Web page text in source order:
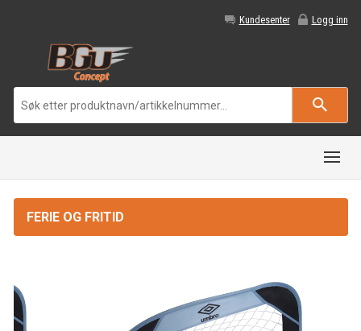
Logg inn
Kundesenter
FERIE OG FRITID